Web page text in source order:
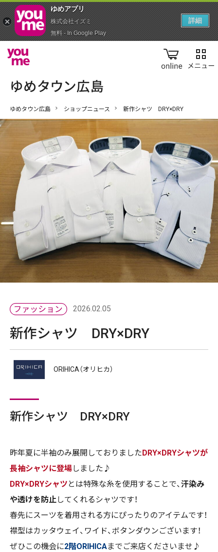
online
ゆめタウン広島 ショップニュース 新作シャツ DRY×DRY
2026.02.05
新作シャツ DRY×DRY
ORIHICA（オリヒカ）
新作シャツ DRY×DRY
昨年夏に半袖のみ展開しておりました DRY×DRYシャツが
長袖シャツに登場しました♪
DRY×DRYシャツ とは特殊な糸を使用することで、 汗染み
や透けを防止してくれるシャツです！
春先にスーツを着用される方にぴったりのアイテムです！
襟型はカッタウェイ、ワイド、ボタンダウンございます！
ぜひこの機会に2階ORIHICAまでご来店くださいませ♪
ゆめアプ‪リ‬
株式会社イズミ
無料 - In Google Play
詳細